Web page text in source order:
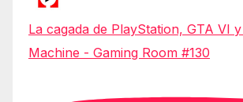
La cagada de PlayStation, GTA VI
Machine - Gaming Room #130